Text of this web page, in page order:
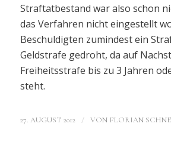
Straftatbestand war also schon
das Verfahren nicht eingestellt
Beschuldigten zumindest ein
Geldstrafe gedroht, da auf
Freiheitsstrafe bis zu 3 Jahren
steht.
27. AUGUST 2012 / VON FLORIAN